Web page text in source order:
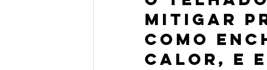
mitigar
como
calor, e